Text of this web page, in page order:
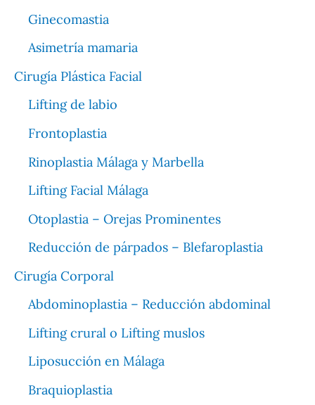
Ginecomastia
Asimetría mamaria
Cirugía Plástica Facial
Lifting de labio
Frontoplastia
Rinoplastia Málaga y Marbella
Lifting Facial Málaga
Otoplastia – Orejas Prominentes
Reducción de párpados – Blefaroplastia
Cirugía Corporal
Abdominoplastia – Reducción abdominal
Lifting crural o Lifting muslos
Liposucción en Málaga
Braquioplastia